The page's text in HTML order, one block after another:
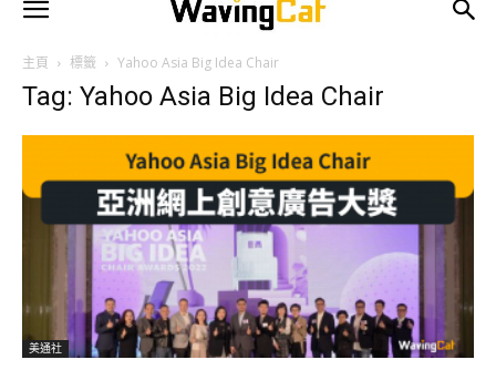
主頁 標籤 Yahoo Asia Big Idea Chair
Tag: Yahoo Asia Big Idea Chair
美通社